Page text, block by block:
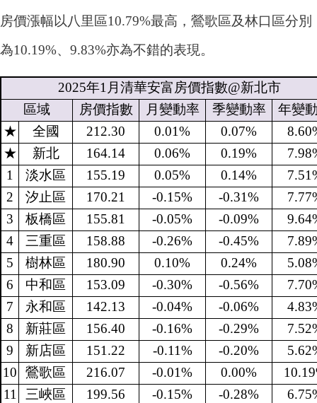
房價漲幅以八里區10.79%最高，鶯歌區及林口區分別
為10.19%、9.83%亦為不錯的表現。
2025年1 月清華安富房價指數@新北市
區域
房價指數 月變動率 季變動率
年變
★
全國 212.30 0.01% 0.07%
★
新北 164.14 0.06% 0.19%
1
淡水區 155.19 0.05% 0.14%
2
汐止區 170.21 -0.15% -0.31%
3
板橋區 155.81 -0.05% -0.09%
4
三重區 158.88 -0.26% -0.45%
5
樹林區 180.90 0.10% 0.24%
6
中和區 153.09 -0.30% -0.56%
7
永和區 142.13 -0.04% -0.06%
8
新莊區 156.40 -0.16% -0.29%
9
新店區 151.22 -0.11% -0.20%
10
鶯歌區 216.07 -0.01% 0.00%
11
三峽區 199.56 -0.15% -0.28%